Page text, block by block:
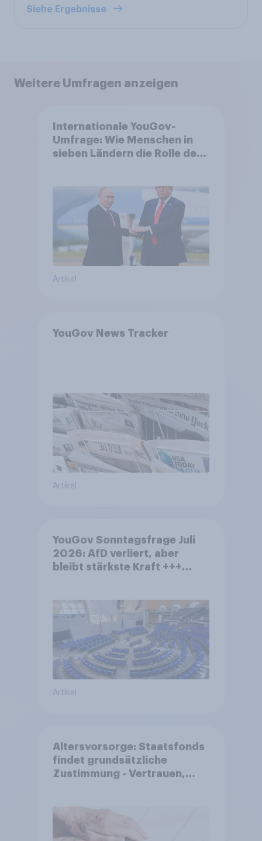
Siehe Ergebnisse
Weitere Umfragen anzeigen
Internationale YouGov-
Umfrage: Wie Menschen in
sieben Ländern die Rolle der
Bedrohungen und Bündnisse
bewerten
Artikel
YouGov News Tracker
Artikel
YouGov Sonntagsfrage Juli
2026: AfD verliert, aber
bleibt stärkste Kraft +++
Artikel
Altersvorsorge: Staatsfonds
findet grundsätzliche
Zustimmung - Vertrauen,
Akzeptanz